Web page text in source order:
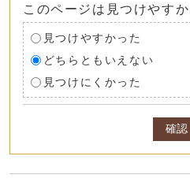
このページは見つけやす
見つけやすかった
どちらともいえない
見つけにくかった
確認